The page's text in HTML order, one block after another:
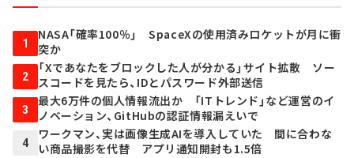
1
NASA「確率100％」 SpaceXの使用済みロケットが月に衝
突か
2
「Xであなたをブロックした人が分かる」サイト拡散 ソー
スコードを見たら、IDとパスワード外部送信
3
最大6万件の個人情報流出か 「ITトレンド」など運営のイ
ノベーション、GitHubの認証情報漏えいで
4
ワークマン、実は画像生成AIを導入していた 間に合わな
い商品撮影を代替 アプリ通知開封も1.5倍